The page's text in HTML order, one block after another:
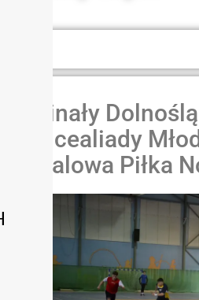
Finały
Licealiady
Halowa Piłka